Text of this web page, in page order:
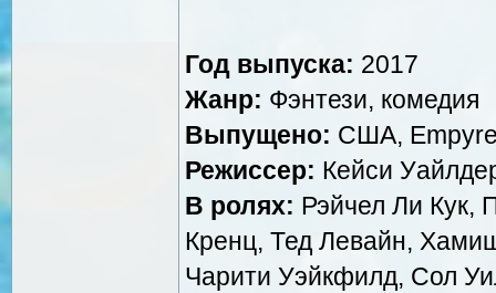
Год выпуска: 2017
Жанр: Фэнтези, комедия
Выпущено: США,
Режиссер: Кейси
В ролях: Рэйчел Ли Кук,
Кренц, Тед Левайн,
Чарити Уэйкфилд, Сол